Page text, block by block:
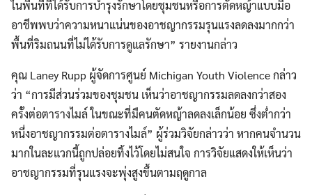
Search
Search
ในพื้นที่ที่ได้รับการบำรุงรักษาโดยชุมชนหรือการตัดหญ้าแบบมือ
อาชีพพบว่าความหนาแน่นของอาชญากรรมรุนแรงลดลงมากกว่า
พื้นที่ริมถนนที่ไม่ได้รับการดูแลรักษา” รายงานกล่าว
คุณ Laney Rupp ผู้จัดการศูนย์ Michigan Youth Violence กล่าว
ว่า “การมีส่วนร่วมของชุมชน เห็นว่าอาชญากรรมลดลงกว่าสอง
ครั้งต่อตารางไมล์ ในขณะที่มืคนตัดหญ้าลดลงเล็กน้อย ซึ่งต่ำกว่า
หนึ่งอาชญากรรมต่อตารางไมล์” ผู้ร่วมวิจัยกล่าวว่า หากคนจำนวน
มากในละแวกนี้ถูกปล่อยทิ้งไว้โดยไม่สนใจ การวิจัยแสดงให้เห็นว่า
อาชญากรรมที่รุนแรงจะพุ่งสูงขึ้นตามฤดูกาล